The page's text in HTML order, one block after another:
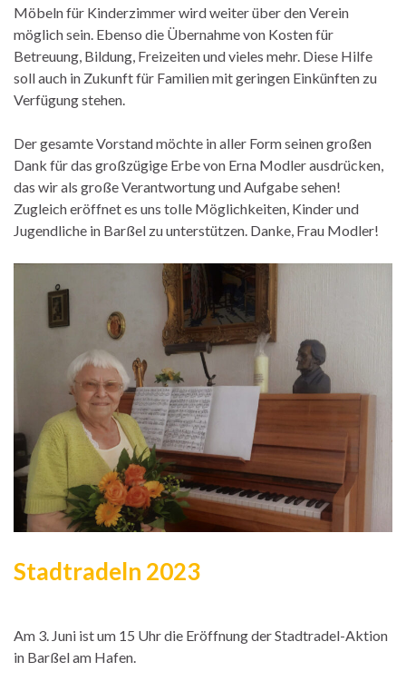
Möbeln für Kinderzimmer wird weiter über den Verein
möglich sein. Ebenso die Übernahme von Kosten für
Betreuung, Bildung, Freizeiten und vieles mehr. Diese Hilfe
soll auch in Zukunft für Familien mit geringen Einkünften zu
Verfügung stehen.
Der gesamte Vorstand möchte in aller Form seinen großen
Dank für das großzügige Erbe von Erna Modler ausdrücken,
das wir als große Verantwortung und Aufgabe sehen!
Zugleich eröffnet es uns tolle Möglichkeiten, Kinder und
Jugendliche in Barßel zu unterstützen. Danke, Frau Modler!
Stadtradeln 2023
Am 3. Juni ist um 15 Uhr die Eröffnung der Stadtradel-Aktion
in Barßel am Hafen.